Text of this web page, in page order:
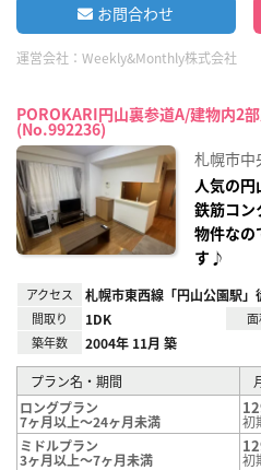
お問合わせ
運営会社： Weekly&Monthly株式会社
POROKARI円山裏参道A/建物内2
(No.992236)
札幌市中
人気の
鉄筋コン
物件なの
す♪
アクセス 札幌市東西線「円山公園駅」
間取り 1DK
築年数 2004年 11月 築
プラン名・期間
ロングプラン
7ヶ月以上～24ヶ月未満
初
ミドルプラン
3ヶ月以上～7ヶ月未満
初